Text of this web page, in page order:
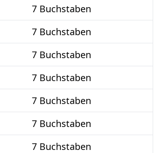
7 Buchstaben
7 Buchstaben
7 Buchstaben
7 Buchstaben
7 Buchstaben
7 Buchstaben
7 Buchstaben